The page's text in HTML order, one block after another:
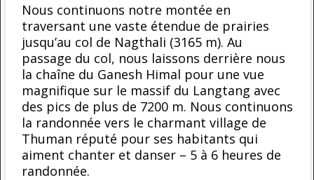
Nous continuons notre montée en
traversant une vaste étendue de prairies
jusqu’au col de Nagthali (3165 m). Au
passage du col, nous laissons derrière nous
la chaîne du Ganesh Himal pour une vue
magnifique sur le massif du Langtang avec
des pics de plus de 7200 m. Nous continuons
la randonnée vers le charmant village de
Thuman réputé pour ses habitants qui
aiment chanter et danser – 5 à 6 heures de
randonnée.